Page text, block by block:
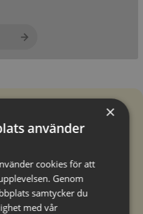
resesäljare för att få
som passar dig bäst.
×
använder
cookies för att
Genom
samtycker du
med vår